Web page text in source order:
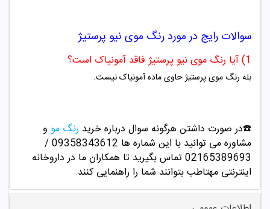
سوالات رایج در مورد رنگ موی نیو پرستیژ
1) آیا رنگ موی نیو پرستیژ فاقد آمونیاک است؟
بله رنگ موی پرستیژ حاوی ماده آمونیاک نیست.
☎️در صورت داشتن هرگونه سوال درباره خرید رنگ مو و
مشاوره می توانید با این شماره ها 09358343612 /
02165389693تماس بگیرید تا همکاران ما در داروخانه
اینترنتی مهتاطب بتوانند شما را راهنمایی کنند.